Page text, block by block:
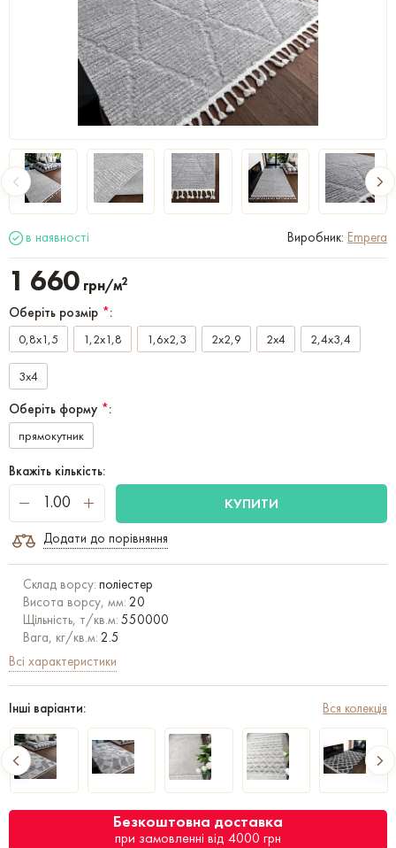
в наявності Виробник: Empera
1 660 грн/м2
Оберіть розмір *:
0,8x1,5 1,2x1,8 1,6x2,3 2x2,9 2x4 2,4x3,4
3x4
Оберіть форму *:
прямокутник
Вкажіть кількість:
КУПИТИ
Додати до порівняння
Склад ворсу: поліестер
Висота ворсу, мм: 20
Щільність, т/кв.м: 550000
Вага, кг/кв.м: 2.5
Всі характеристики
Інші варіанти: Вся колекція
Безкоштовна доставка
при замовленні від 4000 грн